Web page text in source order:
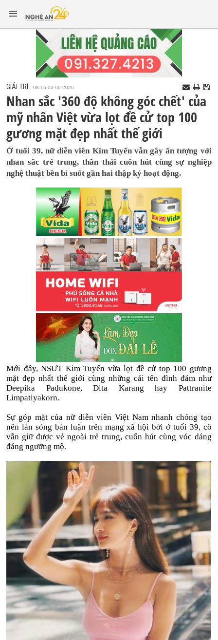
GIẢI TRÍ 08:15 03-06-2026
Nhan sắc '360 độ không góc chết' của
mỹ nhân Việt vừa lọt đề cử top 100
gương mặt đẹp nhất thế giới
Ở tuổi 39, nữ diễn viên Kim Tuyến vẫn gây ấn tượng với
nhan sắc trẻ trung, thần thái cuốn hút cùng sự nghiệp
nghệ thuật bền bỉ suốt gần hai thập kỷ hoạt động.
Mới đây, NSƯT Kim Tuyến vừa lọt đề cử top 100 gương
mặt đẹp nhất thế giới cùng những cái tên đình đám như
Deepika Padukone, Dita Karang hay Pattranite
Limpatiyakorn.
Sự góp mặt của nữ diễn viên Việt Nam nhanh chóng tạo
nên làn sóng bàn luận trên mạng xã hội bởi ở tuổi 39, cô
vẫn giữ được vẻ ngoài trẻ trung, cuốn hút cùng vóc dáng
đáng ngưỡng mộ.